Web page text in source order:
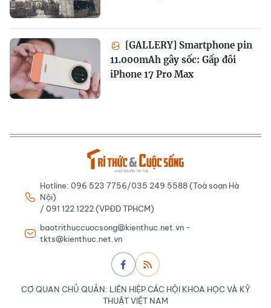
[GALLERY] Smartphone pin
11.000mAh gây sốc: Gấp đôi
iPhone 17 Pro Max
Hotline: 096 523 7756/035 249 5588 (Toà soạn Hà
Nội)
/ 091 122 1222 (VPĐD TPHCM)
baotrithuccuocsong@kienthuc.net.vn -
tkts@kienthuc.net.vn
CƠ QUAN CHỦ QUẢN: LIÊN HIỆP CÁC HỘI KHOA HỌC VÀ KỸ
THUẬT VIỆT NAM